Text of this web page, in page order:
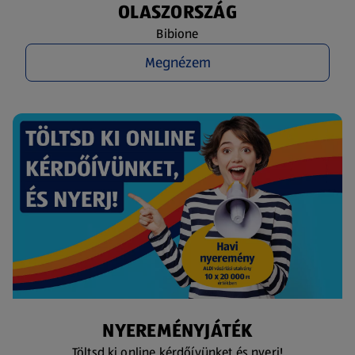
OLASZORSZÁG
Bibione
Megnézem
NYEREMÉNYJÁTÉK